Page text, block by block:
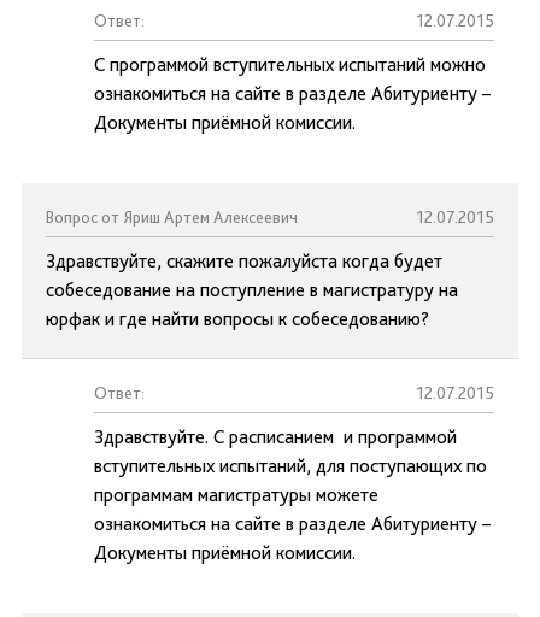
Ответ: 12.07.2015
С программой вступительных испытаний можно
ознакомиться на сайте в разделе Абитуриенту –
Документы приёмной комиссии.
Вопрос от Яриш Артем Алексеевич 12.07.2015
Здравствуйте, скажите пожалуйста когда будет
собеседование на поступление в магистратуру на
юрфак и где найти вопросы к собеседованию?
Ответ: 12.07.2015
Здравствуйте. С расписанием и программой
вступительных испытаний, для поступающих по
программам магистратуры можете
ознакомиться на сайте в разделе Абитуриенту –
Документы приёмной комиссии.